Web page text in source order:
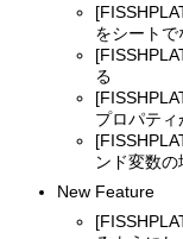
をシート
る
プロパテ
ンド変数
New Feature